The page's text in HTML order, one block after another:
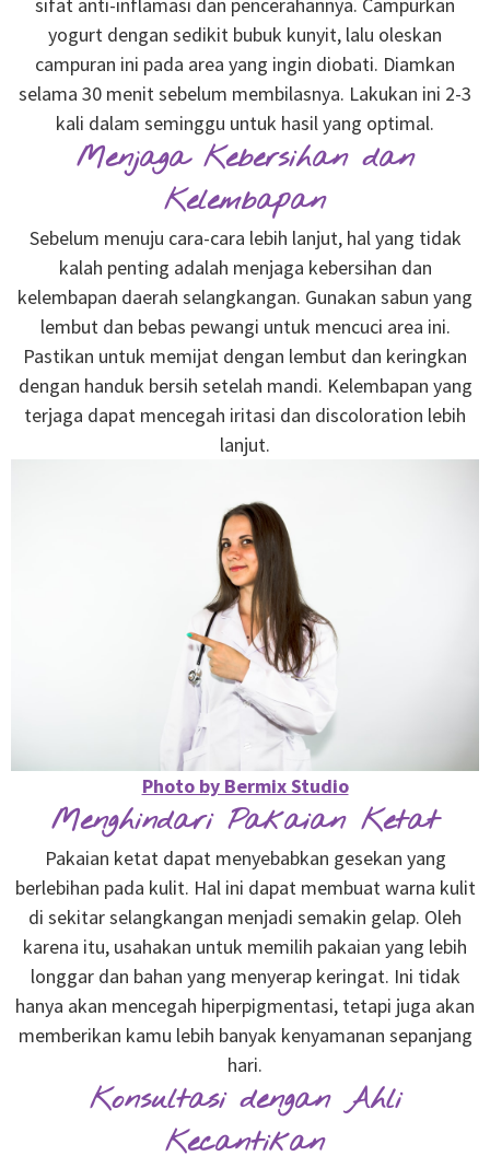
yogurt dengan sedikit bubuk kunyit, lalu oleskan
campuran ini pada area yang ingin diobati. Diamkan
selama 30 menit sebelum membilasnya. Lakukan ini 2-3
kali dalam seminggu untuk hasil yang optimal.
Menjaga Kebersihan dan
Kelembapan
Sebelum menuju cara-cara lebih lanjut, hal yang tidak
kalah penting adalah menjaga kebersihan dan
kelembapan daerah selangkangan. Gunakan sabun yang
lembut dan bebas pewangi untuk mencuci area ini.
Pastikan untuk memijat dengan lembut dan keringkan
dengan handuk bersih setelah mandi. Kelembapan yang
terjaga dapat mencegah iritasi dan discoloration lebih
lanjut.
Photo by Bermix Studio
Menghindari Pakaian Ketat
Pakaian ketat dapat menyebabkan gesekan yang
berlebihan pada kulit. Hal ini dapat membuat warna kulit
di sekitar selangkangan menjadi semakin gelap. Oleh
karena itu, usahakan untuk memilih pakaian yang lebih
longgar dan bahan yang menyerap keringat. Ini tidak
hanya akan mencegah hiperpigmentasi, tetapi juga akan
memberikan kamu lebih banyak kenyamanan sepanjang
hari.
Konsultasi dengan Ahli
Kecantikan